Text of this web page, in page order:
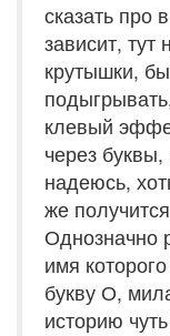
сказать про
зависит, тут
крутышки,
клевый
через
надеюсь,
же
Однозначно
имя
букву О,
историю